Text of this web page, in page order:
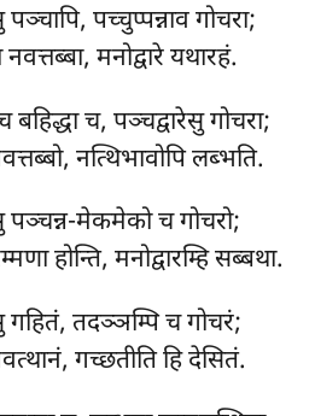
पञ्चापि, पच्चुप्पन्नाव गोचरा;
मनोद्वारे यथारहं.
च, पञ्चद्वारेसु गोचरा;
नत्थिभावोपि लब्भति.
पञ्चन्न-मेकमेको च गोचरो;
होन्ति, मनोद्वारम्हि सब्बथा.
गहितं, तदञ्ञम्पि च गोचरं;
गच्छतीति हि देसितं.